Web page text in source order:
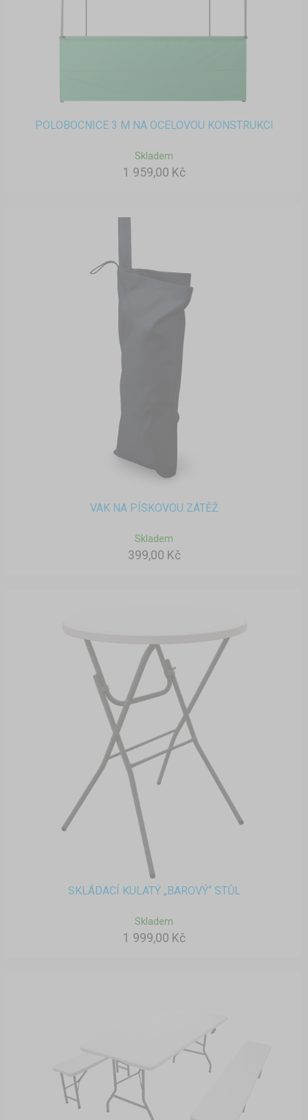
POLOBOCNICE 3 M NA OCELOVOU KONSTRUKCI
Skladem
1 959,00 Kč
VAK NA PÍSKOVOU ZÁTĚŽ
Skladem
399,00 Kč
SKLÁDACÍ KULATÝ „BAROVÝ“ STŮL
Skladem
1 999,00 Kč